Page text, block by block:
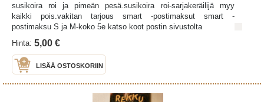
susikoira roi ja pimeän pesä.susikoira roi-sarjakeräilijä myy
kaikki pois.vakitan tarjous smart -postimaksut smart -
postimaksu S ja M-koko 5e katso koot postin sivustolta
Hinta: 5,00 €
LISÄÄ OSTOSKORIIN